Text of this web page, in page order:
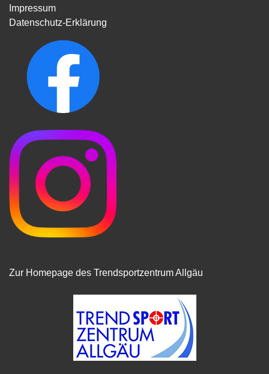
Impressum
Datenschutz-Erklärung
Zur Homepage des Trendsportzentrum Allgäu